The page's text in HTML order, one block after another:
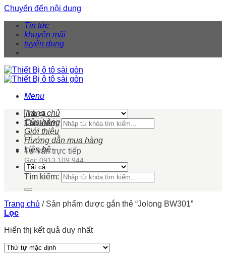
Chuyển đến nội dung
Tin tức
khuyến mãi
tuyển dụng
Menu
Tìm kiếm:
Tư vấn trực tiếp
Gọi: 0913 109 944
Trang chủ
Cửa hàng
Giới thiệu
Hướng dẫn mua hàng
Liên hệ
Tìm kiếm:
Trang chủ /Sản phẩm được gắn thẻ “Jolong BW301”
Lọc
Hiển thị kết quả duy nhất